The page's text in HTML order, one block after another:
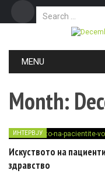
Search for:
MENU
Month:
ИНТЕРВЈУ
Искуството на
здравство